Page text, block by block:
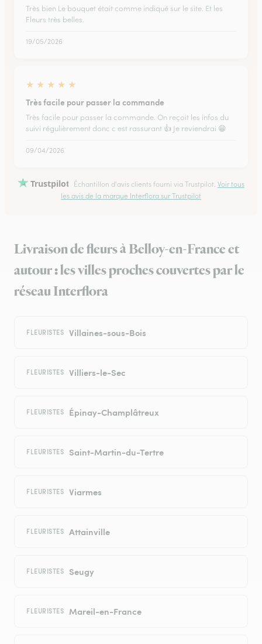
Très bien Le bouquet était comme indiqué sur le site. Et les
Fleurs très belles.
19/05/2026
★ ★ ★ ★ ★
Très facile pour passer la commande
Très facile pour passer la commande. On reçoit les infos du
suivi régulièrement donc c est rassurant 👍 Je reviendrai 😁
09/04/2026
Trustpilot Échantillon d'avis clients fourni via Trustpilot. Voir tous
les avis de la marque Interflora sur Trustpilot
Livraison de fleurs à Belloy-en-France et
autour : les villes proches couvertes par le
réseau Interflora
FLEURISTES Villaines-sous-Bois
FLEURISTES Villiers-le-Sec
FLEURISTES Épinay-Champlâtreux
FLEURISTES Saint-Martin-du-Tertre
FLEURISTES Viarmes
FLEURISTES Attainville
FLEURISTES Seugy
FLEURISTES Mareil-en-France